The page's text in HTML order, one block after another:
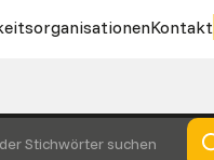
Kontakt
Stichwörter suchen